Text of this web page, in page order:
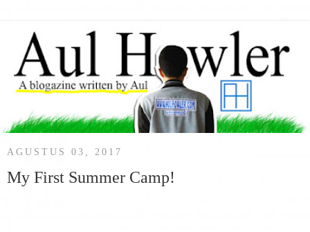
AGUSTUS 03, 2017
My First Summer Camp!